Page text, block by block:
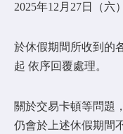
2025年12月27日（六
於休假期間所收到的
起 依序回覆處理。
關於交易卡頓等問題
仍會於上述休假期間